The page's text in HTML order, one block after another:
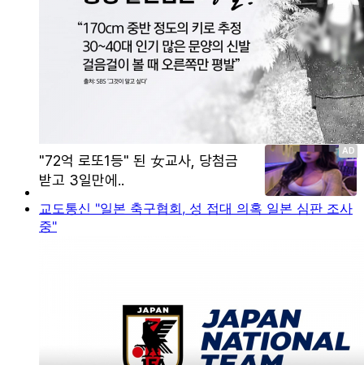
교도통신 "일본 축구협회, 성 접대 의혹 일본 심판 조사
중"